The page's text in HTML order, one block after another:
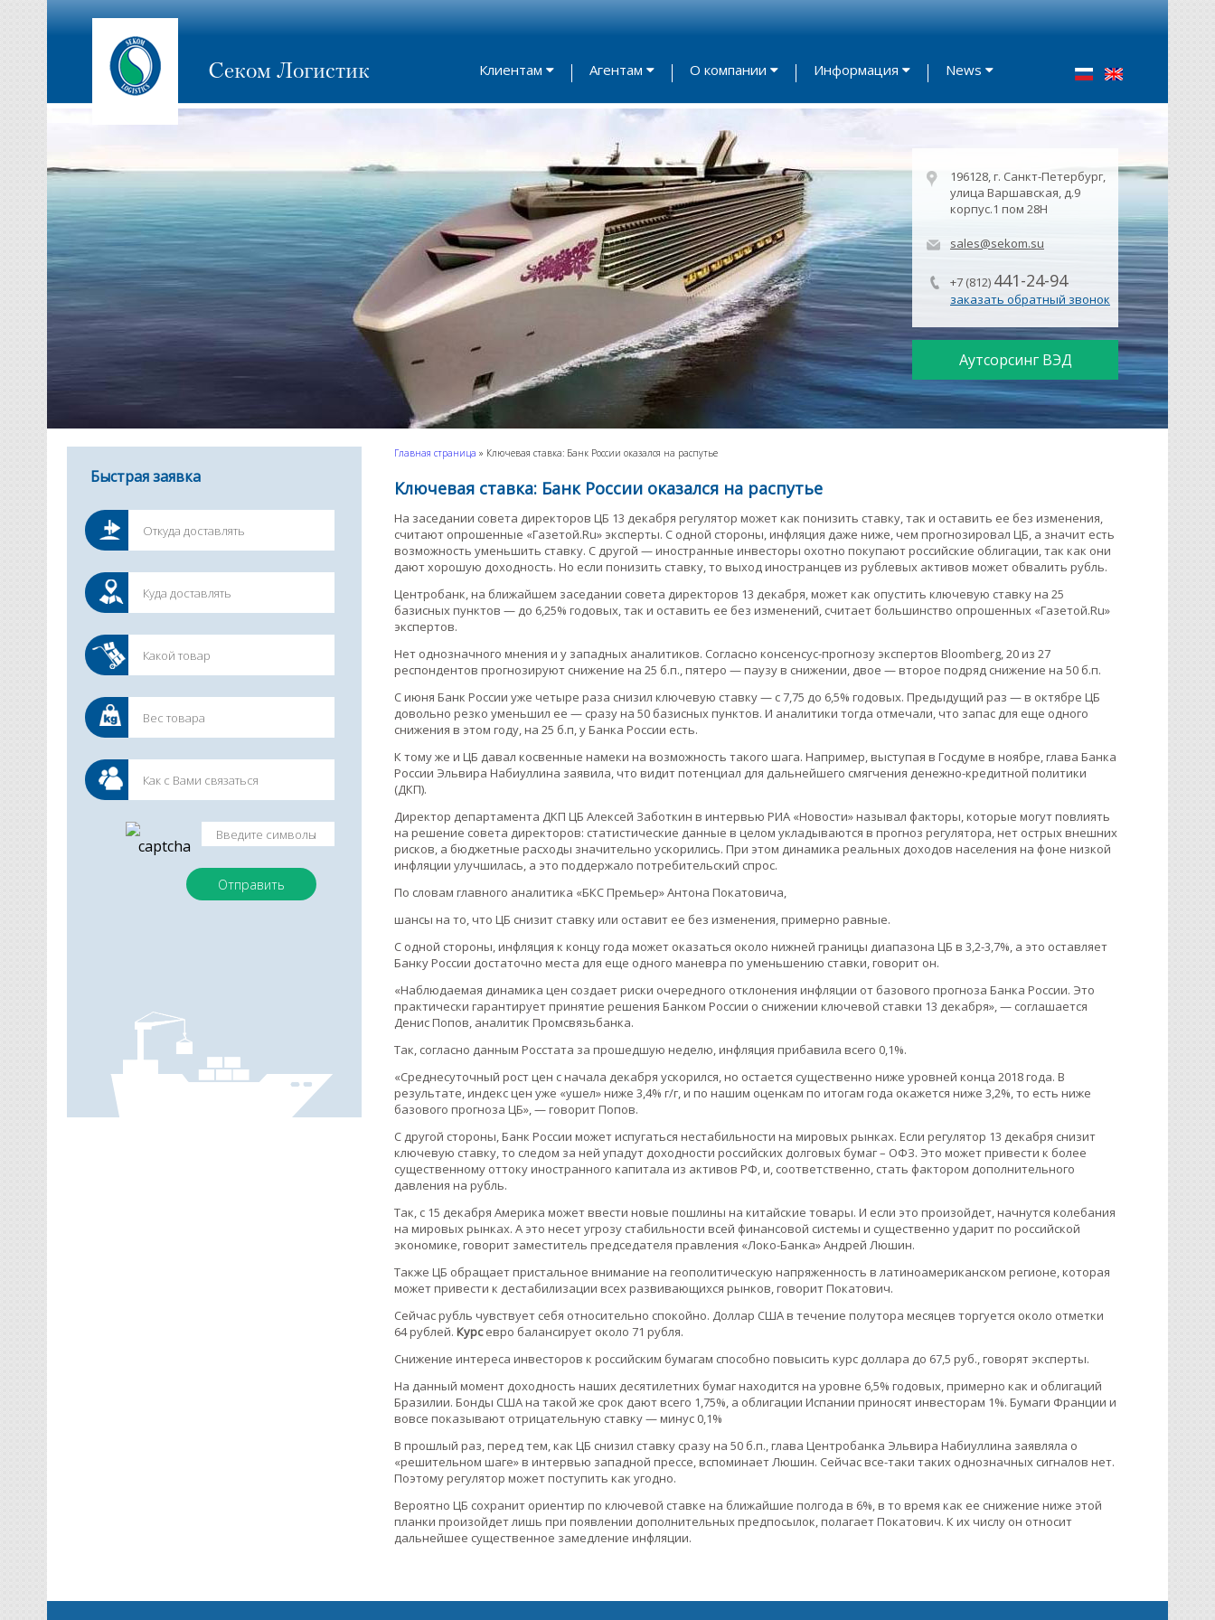
Секом Логистик Клиентам Агентам О компании Информация News
196128, г. Санкт-Петербург,
улица Варшавская, д.9
корпус.1 пом 28Н
sales@sekom.su
+7 (812) 441-24-94
заказать обратный звонок
Аутсорсинг ВЭД
Быстрая заявка
Главная страница » Ключевая ставка: Банк России оказался на распутье
Ключевая ставка: Банк России оказался на распутье
На заседании совета директоров ЦБ 13 декабря регулятор может как понизить ставку, так и оставить ее без изменения,
считают опрошенные «Газетой.Ru» эксперты. С одной стороны, инфляция даже ниже, чем прогнозировал ЦБ, а значит есть
возможность уменьшить ставку. С другой — иностранные инвесторы охотно покупают российские облигации, так как они
дают хорошую доходность. Но если понизить ставку, то выход иностранцев из рублевых активов может обвалить рубль.
Центробанк, на ближайшем заседании совета директоров 13 декабря, может как опустить ключевую ставку на 25
базисных пунктов — до 6,25% годовых, так и оставить ее без изменений, считает большинство опрошенных «Газетой.Ru»
экспертов.
Нет однозначного мнения и у западных аналитиков. Согласно консенсус-прогнозу экспертов Bloomberg, 20 из 27
респондентов прогнозируют снижение на 25 б.п., пятеро — паузу в снижении, двое — второе подряд снижение на 50 б.п.
С июня Банк России уже четыре раза снизил ключевую ставку — с 7,75 до 6,5% годовых. Предыдущий раз — в октябре ЦБ
довольно резко уменьшил ее — сразу на 50 базисных пунктов. И аналитики тогда отмечали, что запас для еще одного
снижения в этом году, на 25 б.п, у Банка России есть.
К тому же и ЦБ давал косвенные намеки на возможность такого шага. Например, выступая в Госдуме в ноябре, глава Банка
России Эльвира Набиуллина заявила, что видит потенциал для дальнейшего смягчения денежно-кредитной политики
(ДКП).
Директор департамента ДКП ЦБ Алексей Заботкин в интервью РИА «Новости» называл факторы, которые могут повлиять
на решение совета директоров: статистические данные в целом укладываются в прогноз регулятора, нет острых внешних
рисков, а бюджетные расходы значительно ускорились. При этом динамика реальных доходов населения на фоне низкой
инфляции улучшилась, а это поддержало потребительский спрос.
По словам главного аналитика «БКС Премьер» Антона Покатовича,
шансы на то, что ЦБ снизит ставку или оставит ее без изменения, примерно равные.
С одной стороны, инфляция к концу года может оказаться около нижней границы диапазона ЦБ в 3,2-3,7%, а это оставляет
Банку России достаточно места для еще одного маневра по уменьшению ставки, говорит он.
«Наблюдаемая динамика цен создает риски очередного отклонения инфляции от базового прогноза Банка России. Это
практически гарантирует принятие решения Банком России о снижении ключевой ставки 13 декабря», — соглашается
Денис Попов, аналитик Промсвязьбанка.
Так, согласно данным Росстата за прошедшую неделю, инфляция прибавила всего 0,1%.
«Среднесуточный рост цен с начала декабря ускорился, но остается существенно ниже уровней конца 2018 года. В
результате, индекс цен уже «ушел» ниже 3,4% г/г, и по нашим оценкам по итогам года окажется ниже 3,2%, то есть ниже
базового прогноза ЦБ», — говорит Попов.
С другой стороны, Банк России может испугаться нестабильности на мировых рынках. Если регулятор 13 декабря снизит
ключевую ставку, то следом за ней упадут доходности российских долговых бумаг – ОФЗ. Это может привести к более
существенному оттоку иностранного капитала из активов РФ, и, соответственно, стать фактором дополнительного
давления на рубль.
Так, с 15 декабря Америка может ввести новые пошлины на китайские товары. И если это произойдет, начнутся колебания
на мировых рынках. А это несет угрозу стабильности всей финансовой системы и существенно ударит по российской
экономике, говорит заместитель председателя правления «Локо-Банка» Андрей Люшин.
Также ЦБ обращает пристальное внимание на геополитическую напряженность в латиноамериканском регионе, которая
может привести к дестабилизации всех развивающихся рынков, говорит Покатович.
Сейчас рубль чувствует себя относительно спокойно. Доллар США в течение полутора месяцев торгуется около отметки
64 рублей. Курсевро балансирует около 71 рубля.
Снижение интереса инвесторов к российским бумагам способно повысить курс доллара до 67,5 руб., говорят эксперты.
На данный момент доходность наших десятилетних бумаг находится на уровне 6,5% годовых, примерно как и облигаций
Бразилии. Бонды США на такой же срок дают всего 1,75%, а облигации Испании приносят инвесторам 1%. Бумаги Франции и
вовсе показывают отрицательную ставку — минус 0,1%
В прошлый раз, перед тем, как ЦБ снизил ставку сразу на 50 б.п., глава Центробанка Эльвира Набиуллина заявляла о
«решительном шаге» в интервью западной прессе, вспоминает Люшин. Сейчас все-таки таких однозначных сигналов нет.
Поэтому регулятор может поступить как угодно.
Вероятно ЦБ сохранит ориентир по ключевой ставке на ближайшие полгода в 6%, в то время как ее снижение ниже этой
планки произойдет лишь при появлении дополнительных предпосылок, полагает Покатович. К их числу он относит
дальнейшее существенное замедление инфляции.